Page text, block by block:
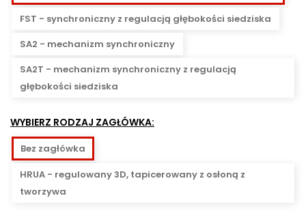
FST - synchroniczny z regulacją głębokości siedziska
SA2 - mechanizm synchroniczny
SA2T - mechanizm synchroniczny z regulacją
głębokości siedziska
WYBIERZ RODZAJ ZAGŁÓWKA:
Bez zagłówka
HRUA - regulowany 3D, tapicerowany z osłoną z
tworzywa